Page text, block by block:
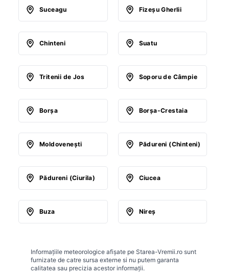
Suceagu Fizeşu Gherlii
Chinteni Suatu
Tritenii de Jos Soporu de Câmpie
Borşa Borşa-Crestaia
Moldoveneşti Pădureni (Chinteni)
Pădureni (Ciurila) Ciucea
Buza Nireş
Informațiile meteorologice afișate pe Starea-Vremii.ro sunt
furnizate de catre sursa externe si nu putem garanta
calitatea sau precizia acestor informații.